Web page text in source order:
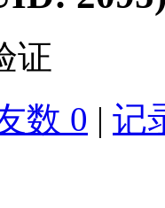
证
数 0 | 记